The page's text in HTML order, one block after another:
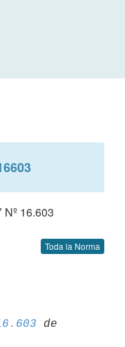
16.603
Toda la Norma
de